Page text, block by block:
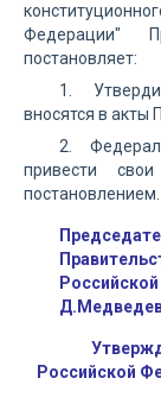
Федерации"
постановляет:
1.
вносятся в акты
2.
привести
постановлением.
Российской